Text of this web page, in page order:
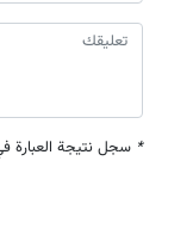
* سجل نتيجة العبارة